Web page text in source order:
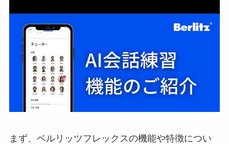
まず、ベルリッツフレックスの機能や特徴につい